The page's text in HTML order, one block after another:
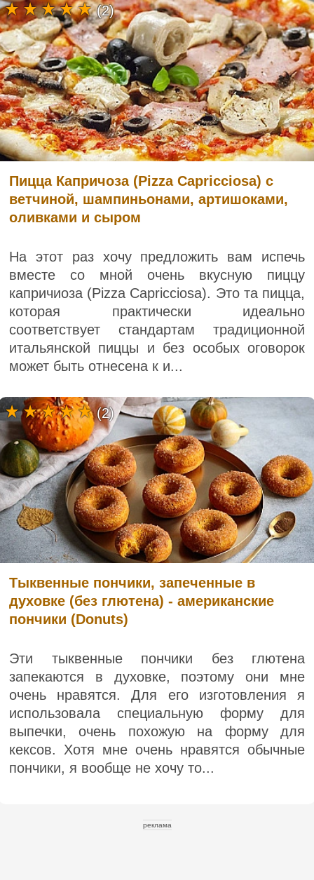
Пицца Капричоза (Pizza Capricciosa) с
ветчиной, шампиньонами, артишоками,
оливками и сыром
На этот раз хочу предложить вам испечь
вместе со мной очень вкусную пиццу
капричиоза (Pizza Capricciosa). Это та пицца,
которая практически идеально
соответствует стандартам традиционной
итальянской пиццы и без особых оговорок
может быть отнесена к и...
(2)
Тыквенные пончики, запеченные в
духовке (без глютена) - американские
пончики (Donuts)
Эти тыквенные пончики без глютена
запекаются в духовке, поэтому они мне
очень нравятся. Для его изготовления я
использовала специальную форму для
выпечки, очень похожую на форму для
кексов. Хотя мне очень нравятся обычные
пончики, я вообще не хочу то...
(2)
реклама